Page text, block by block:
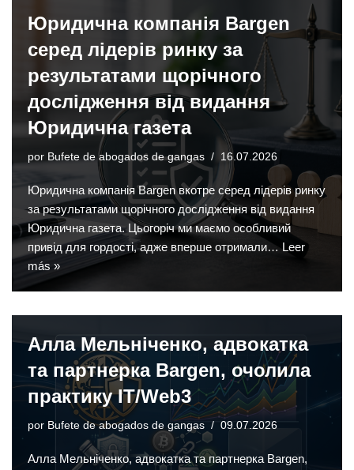
Юридична компанія Bargen
серед лідерів ринку за
результатами щорічного
дослідження від видання
Юридична газета
por Bufete de abogados de gangas 16.07.2026
Юридична компанія Bargen вкотре серед лідерів ринку
за результатами щорічного дослідження від видання
Юридична газета. Цьогоріч ми маємо особливий
привід для гордості, адже вперше отримали… Leer
más »
Алла Мельніченко, адвокатка
та партнерка Bargen, очолила
практику IT/Web3
por Bufete de abogados de gangas 09.07.2026
Алла Мельніченко, адвокатка та партнерка Bargen,